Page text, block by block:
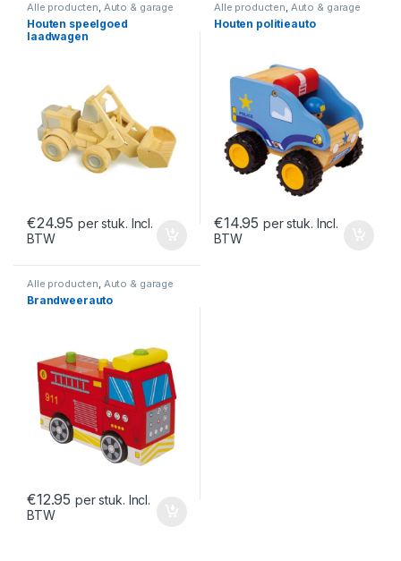
Alle producten, Auto & garage
Houten speelgoed
laadwagen
€24.95 per stuk. Incl.
BTW
Alle producten, Auto & garage
Houten politieauto
€14.95 per stuk. Incl.
BTW
Alle producten, Auto & garage
Brandweerauto
€12.95 per stuk. Incl.
BTW